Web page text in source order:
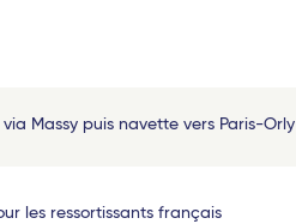
Massy puis navette vers Paris-Orly
les ressortissants français